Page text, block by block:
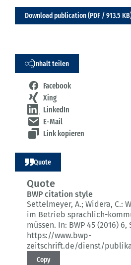
Download publication (PDF / 913.5
Inhalt teilen
Facebook
Xing
LinkedIn
E-Mail
Link kopieren
Quote
Quote
BWP citation style
Settelmeyer, A.; Widera, C.:
im Betrieb sprachlich-
müssen. In: BWP 45 (2016) 6,
https://www.bwp-
zeitschrift.de/dienst/
Copy